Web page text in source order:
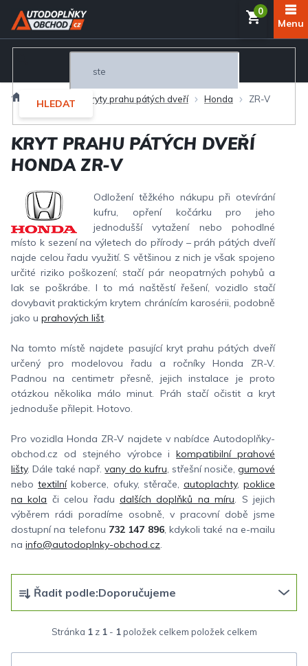
Přejít
obsah
HLEDAT
Exteriér Kryty prahu pátých dveří Honda ZR-V
KRYT PRAHU PÁTÝCH DVEŘÍ
HONDA ZR-V
Odložení těžkého nákupu při otevírání
kufru, opření kočárku pro jeho
jednodušší vytažení nebo pohodlné
místo k sezení na výletech do přírody – práh pátých dveří
najde celou řadu využití. S většinou z nich je však spojeno
určité riziko poškození; stačí pár neopatrných pohybů a
lak se poškrábe. I to má naštěstí řešení, vozidlo stačí
dovybavit praktickým krytem chránícím karosérii, podobně
jako u prahových lišt.
Na tomto místě najdete pasující kryt prahu pátých dveří
určený pro modelovou řadu a ročníky Honda ZR-V.
Padnou na centimetr přesně, jejich instalace je proto
otázkou několika málo minut. Práh stačí očistit a kryt
jednoduše přilepit. Hotovo.
Pro vozidla Honda ZR-V najdete v nabídce Autodoplňky-
obchod.cz od stejného výrobce ikompatibilní prahové
lišty. Dále také např.vany do kufru, střešní nosiče,gumové
nebotextilníkoberce, ofuky, stěrače, autoplachty,poklice
na kola či celou řadudalších doplňků na míru. S jejich
výběrem rádi poradíme osobně, v pracovní době jsme
dostupní na telefonu 732 147 896, kdykoli také na e-mailu
na info@autodoplnky-obchod.cz.
Stránka 1z 1- 1položek celkem
a
e
Řadit podle:Doporučujeme